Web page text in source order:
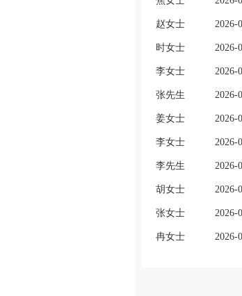
赵女士 2026-
时女士 2026-
李女士 2026-
张先生 2026-
姜女士 2026-
李女士 2026-
李先生 2026-
胡女士 2026-
张女士 2026-
冉女士 2026-